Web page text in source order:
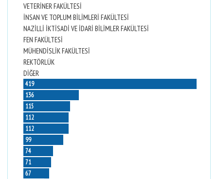
VETERİNER FAKÜLTESİ
İNSAN VE TOPLUM BİLİMLERİ FAKÜLTESİ
NAZİLLİ İKTİSADİ VE İDARİ BİLİMLER FAKÜLTESİ
FEN FAKÜLTESİ
MÜHENDİSLİK FAKÜLTESİ
REKTÖRLÜK
DİĞER
419
136
115
112
112
99
74
71
67